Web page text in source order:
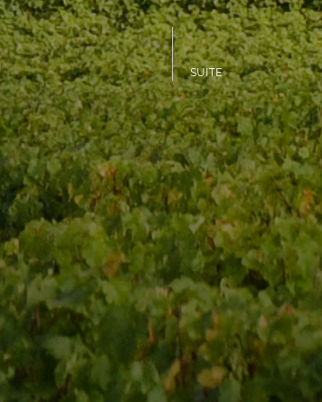
SUITE